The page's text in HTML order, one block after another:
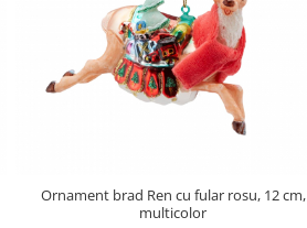
Ornament brad Ren cu fular rosu, 12 cm,
multicolor